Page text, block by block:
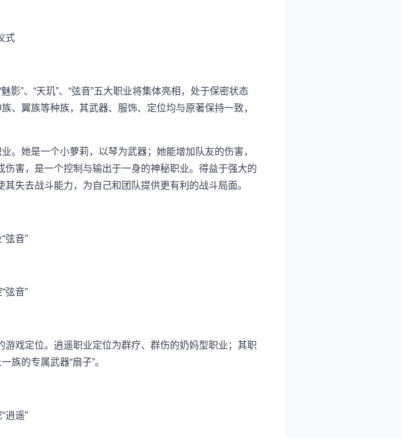
式
影”、“天玑”、“弦音”五大职业将集体亮相，处于保密状态
、翼族等种族，其武器、服饰、定位均与原著保持一致，
。她是一个小萝莉，以琴为武器；她能增加队友的伤害，
害，是一个控制与输出于一身的神秘职业。得益于强大的
失去战斗能力，为自己和团队提供更有利的战斗局面。
弦音”
弦音”
戏定位。逍遥职业定位为群疗、群伤的奶妈型职业；其职
族的专属武器“扇子”。
逍遥”